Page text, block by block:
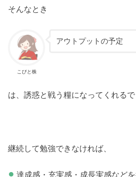
そんなとき
こびと株
アウトプットの予定
は、誘惑と戦う糧になってくれるで
継続して勉強できなければ、
達成感・充実感・成長実感など